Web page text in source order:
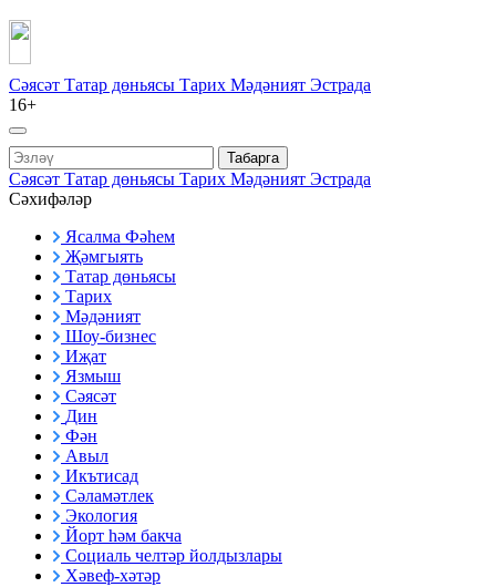
Сәясәт Татар дөньясы Тарих Мәдәният Эстрада
16+
Табарга
Сәясәт Татар дөньясы Тарих Мәдәният Эстрада
Сәхифәләр
Ясалма Фәһем
Җәмгыять
Татар дөньясы
Тарих
Мәдәният
Шоу-бизнес
Иҗат
Язмыш
Сәясәт
Дин
Фән
Авыл
Икътисад
Сәламәтлек
Экология
Йорт һәм бакча
Социаль челтәр йолдызлары
Хәвеф-хәтәр